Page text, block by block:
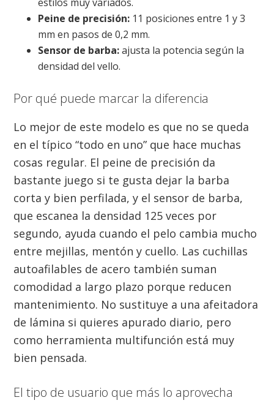
estilos muy variados.
Peine de precisión: 11 posiciones entre 1 y 3
mm en pasos de 0,2 mm.
Sensor de barba:ajusta la potencia según la
densidad del vello.
Por qué puede marcar la diferencia
Lo mejor de este modelo es que no se queda
en el típico “todo en uno” que hace muchas
cosas regular. El peine de precisión da
bastante juego si te gusta dejar la barba
corta y bien perfilada, y el sensor de barba,
que escanea la densidad 125 veces por
segundo, ayuda cuando el pelo cambia mucho
entre mejillas, mentón y cuello. Las cuchillas
autoafilables de acero también suman
comodidad a largo plazo porque reducen
mantenimiento. No sustituye a una afeitadora
de lámina si quieres apurado diario, pero
como herramienta multifunción está muy
bien pensada.
El tipo de usuario que más lo aprovecha